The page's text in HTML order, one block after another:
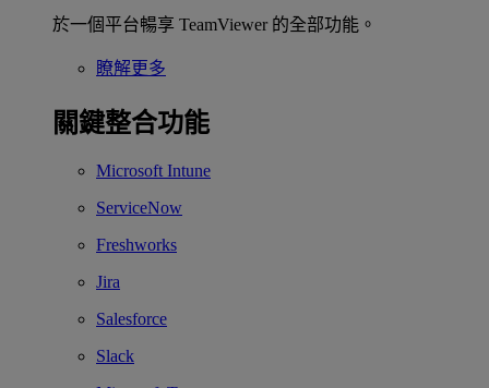
於一個平台暢享 TeamViewer 的全部功能。
瞭解更多
關鍵整合功能
Microsoft Intune
ServiceNow
Freshworks
Jira
Salesforce
Slack